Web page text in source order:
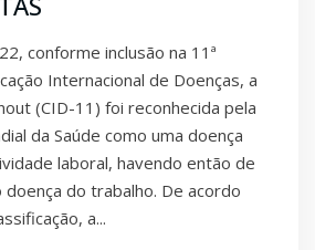
conforme inclusão na 11ª
Internacional de Doenças, a
(CID-11) foi reconhecida pela
da Saúde como uma doença
laboral, havendo então de
do trabalho. De acordo
a...